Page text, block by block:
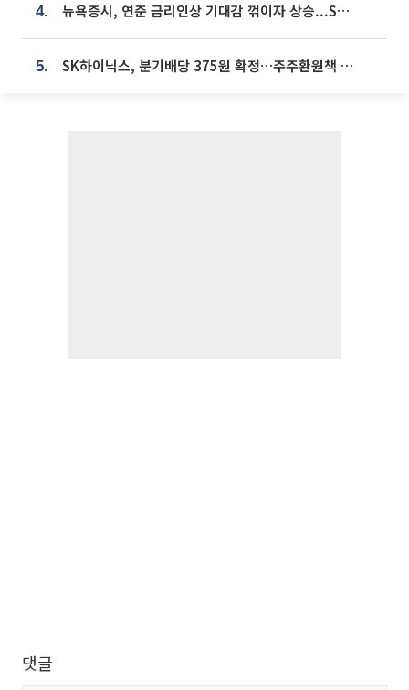
4. 뉴욕증시, 연준 금리인상 기대감 꺾이자 상승...S&P500 사상 최고치 [종합]
5. SK하이닉스, 분기배당 375원 확정…주주환원책 9월로 앞당겨 발표
댓글